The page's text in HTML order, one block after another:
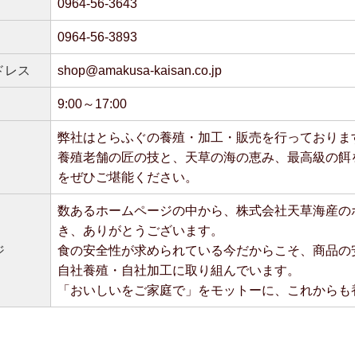
0964-56-3643
0964-56-3893
レス shop@amakusa-kaisan.co.jp
9:00～17:00
弊社はとらふぐの養殖・加工・販売を行っておりま
養殖老舗の匠の技と、天草の海の恵み、最高級の
をぜひご堪能ください。
数あるホームページの中から、株式会社天草海産
き、ありがとうございます。
食の安全性が求められている今だからこそ、商品の
自社養殖・自社加工に取り組んでいます。
「おいしいをご家庭で」をモットーに、これからも